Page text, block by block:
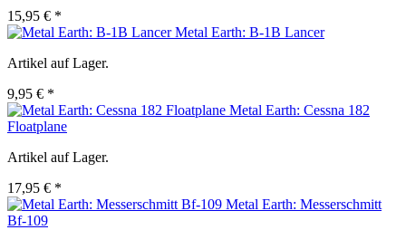
15,95 € *
Metal Earth: B-1B Lancer
Artikel auf Lager.
9,95 € *
Metal Earth: Cessna 182
Floatplane
Artikel auf Lager.
17,95 € *
Metal Earth: Messerschmitt
Bf-109